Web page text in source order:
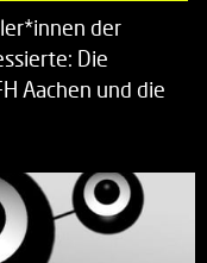
der
Die
Aachen und die